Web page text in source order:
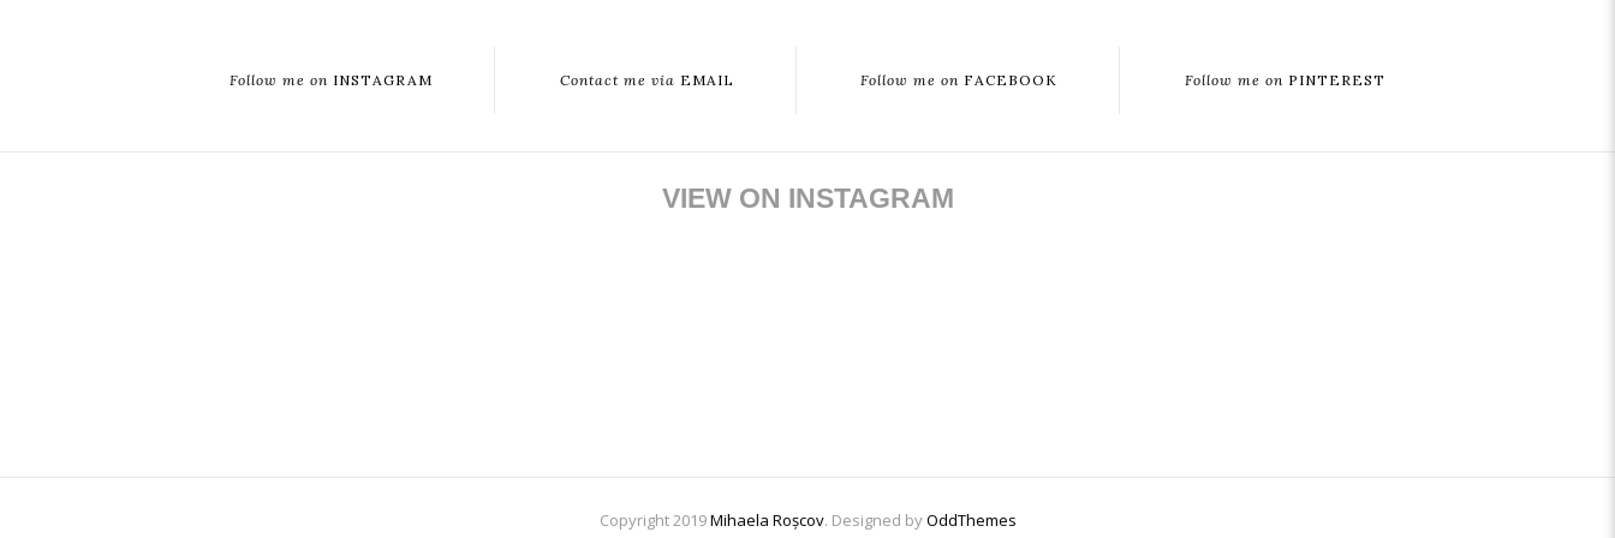
Follow me on INSTAGRAM Contact me via EMAIL Follow me on FACEBOOK Follow me on PINTEREST
VIEW ON INSTAGRAM
Copyright 2019Mihaela Roșcov. Designed byOddThemes